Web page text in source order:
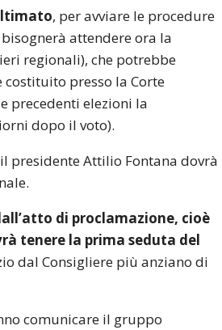
, per avviare le procedure
attendere ora la
regionali), che potrebbe
costituito presso la Corte
precedenti elezioni la
dopo il voto).
presidente Attilio Fontana dovrà
di proclamazione, cioè
tenere la prima seduta del
dal Consigliere più anziano di
comunicare il gruppo